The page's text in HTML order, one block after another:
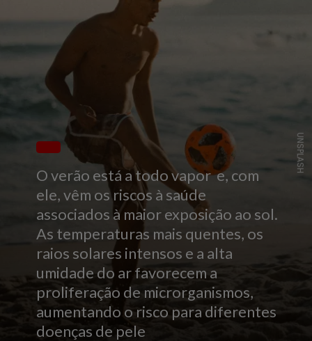
O verão está a todo vapor e, com
ele, vêm os riscos à saúde
associados à maior exposição ao sol.
As temperaturas mais quentes, os
raios solares intensos e a alta
umidade do ar favorecem a
proliferação de microrganismos,
aumentando o risco para diferentes
doenças de pele
UNSPLASH